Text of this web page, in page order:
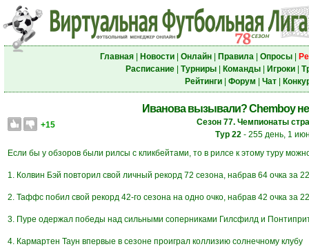
Главная| Новости| Онлайн| Правила| Опросы|
Расписание| Турниры| Команды| Игроки|
Рейтинги| Форум Чат|
Иванова вызывали? Chemboy
+15
Сезон 77. Чемпионаты
Тур 22 - 255 день, 1
Если бы у обзоров были рилсы с кликбейтами, то в рилсе к этому туру
1. Колвин Бэй повторил свой личный рекорд 72 сезона, набрав 64 очка за
2. Таффс побил свой рекорд 42-го сезона на одно очко, набрав 42 очка за
3. Пуре одержал победы над сильными соперниками Гилсфилд и
4. Кармартен Таун впервые в сезоне проиграл коллизию солнечному клубу